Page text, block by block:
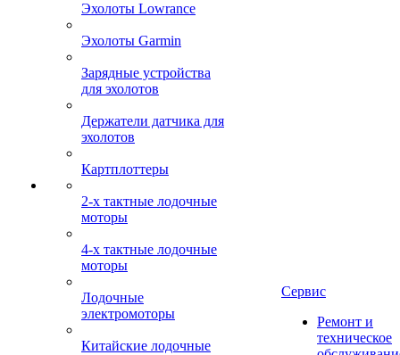
Эхолоты Lowrance
Эхолоты Garmin
Зарядные устройства
для эхолотов
Держатели датчика для
эхолотов
Картплоттеры
2-х тактные лодочные
моторы
4-х тактные лодочные
моторы
Лодочные
электромоторы
Китайские лодочные
Сервис
Ремонт и
техническое